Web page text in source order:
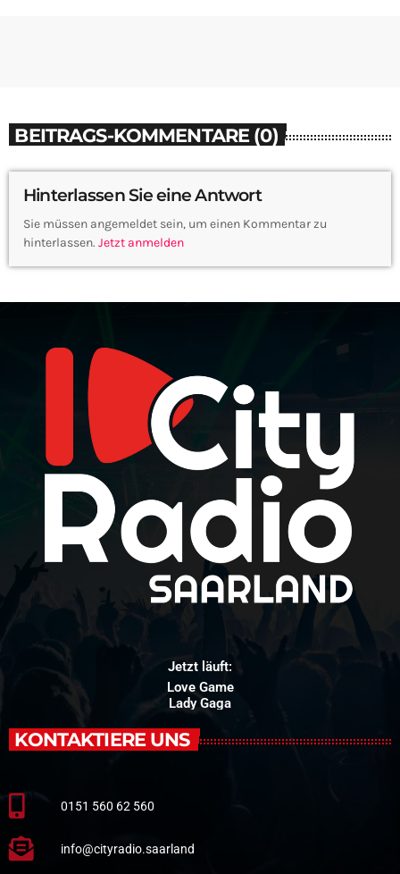
BEITRAGS-KOMMENTARE (0)
Hinterlassen Sie eine Antwort
Sie müssen angemeldet sein, um einen Kommentar zu
hinterlassen. Jetzt anmelden
Jetzt läuft:
Love Game
Lady Gaga
KONTAKTIERE UNS
0151 560 62 560
info@cityradio.saarland